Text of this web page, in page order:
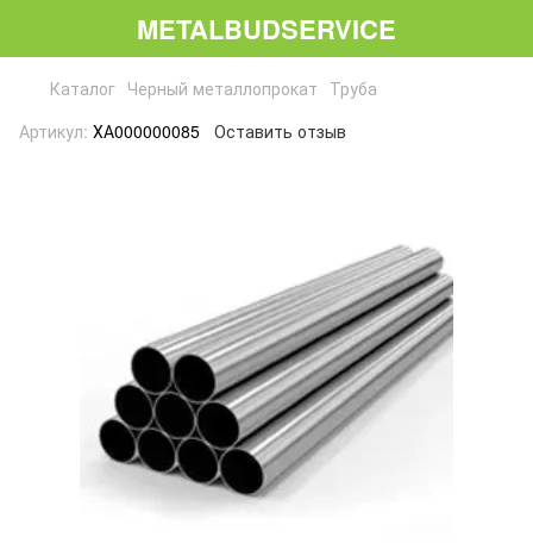
METALBUDSERVICE
Каталог Черный металлопрокат Труба
Артикул: ХА000000085 Оставить отзыв